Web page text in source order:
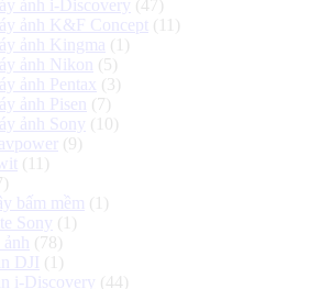
ảnh i-Discovery (47)
ảnh K&F Concept (11)
ảnh Kingma (1)
ảnh Nikon
(5)
ảnh Pentax (3)
ảnh Pisen
(7)
ảnh Sony (10)
(9)
(11)
bấm mềm (1)
Sony (1)
(78)
DJI (1)
i-Discovery (44)